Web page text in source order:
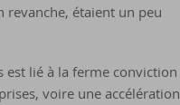
étaient un peu
lié à la ferme conviction
voire une accélération